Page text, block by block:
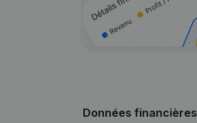
Données financières